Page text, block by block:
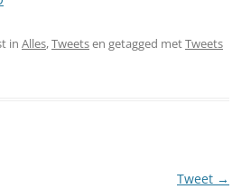
in Alles,Tweetsen getagged metTweets
Tweet →